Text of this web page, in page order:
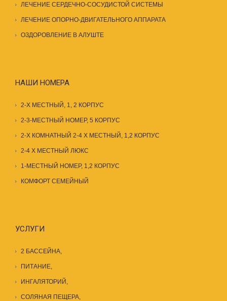
ЛЕЧЕНИЕ СЕРДЕЧНО-СОСУДИСТОЙ СИСТЕМЫ
ЛЕЧЕНИЕ ОПОРНО-ДВИГАТЕЛЬНОГО АППАРАТА
ОЗДОРОВЛЕНИЕ В АЛУШТЕ
НАШИ НОМЕРА
2-Х МЕСТНЫЙ, 1, 2 КОРПУС
2-3-МЕСТНЫЙ НОМЕР, 5 КОРПУС
2-Х КОМНАТНЫЙ 2-4 Х МЕСТНЫЙ, 1,2 КОРПУС
2-4 Х МЕСТНЫЙ ЛЮКС
1-МЕСТНЫЙ НОМЕР, 1,2 КОРПУС
КОМФОРТ СЕМЕЙНЫЙ
УСЛУГИ
2 БАССЕЙНА
ПИТАНИЕ
ИНГАЛЯТОРИЙ,
СОЛЯНАЯ ПЕЩЕРА